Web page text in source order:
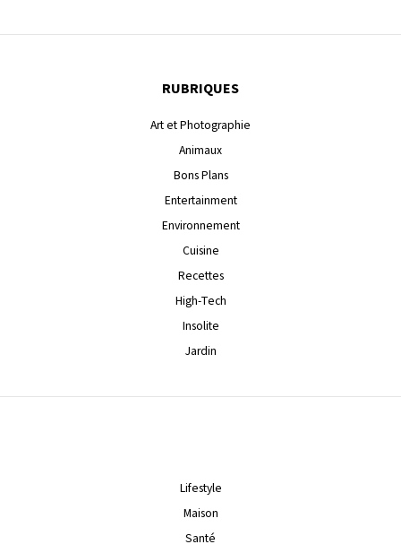
RUBRIQUES
Art et Photographie
Animaux
Bons Plans
Entertainment
Environnement
Cuisine
Recettes
High-Tech
Insolite
Jardin
Lifestyle
Maison
Santé